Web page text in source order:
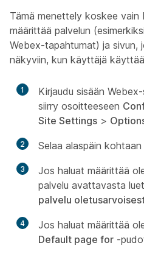
Tämä menettely koskee vain
määrittää palvelun
Webex-tapahtumat) ja sivun,
näkyviin, kun käyttäjä
1
Kirjaudu sisään
siirry osoitteeseen
Site Settings >
2 Selaa alaspäin kohtaan
3
Jos haluat määrittää
palvelu avattavasta
palvelu
4
Jos haluat määrittää
Default page for -